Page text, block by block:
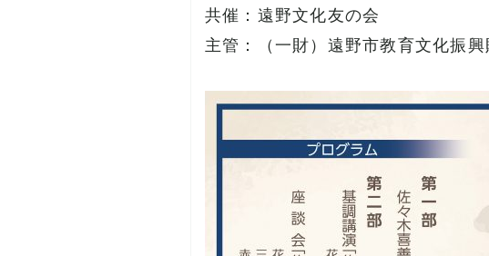
共催：遠野文化友の会
主管：（一財）遠野市教育文化振